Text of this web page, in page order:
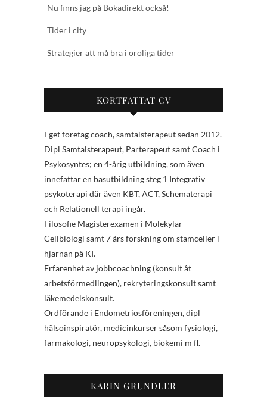
Nu finns jag på Bokadirekt också!
Tider i city
Strategier att må bra i oroliga tider
KORTFATTAT CV
Eget företag coach, samtalsterapeut sedan 2012.
Dipl Samtalsterapeut, Parterapeut samt Coach i
Psykosyntes; en 4-årig utbildning, som även
innefattar en basutbildning steg 1 Integrativ
psykoterapi där även KBT, ACT, Schematerapi
och Relationell terapi ingår.
Filosofie Magisterexamen i Molekylär
Cellbiologi samt 7 års forskning om stamceller i
hjärnan på KI.
Erfarenhet av jobbcoachning (konsult åt
arbetsförmedlingen), rekryteringskonsult samt
läkemedelskonsult.
Ordförande i Endometriosföreningen, dipl
hälsoinspiratör, medicinkurser såsom fysiologi,
farmakologi, neuropsykologi, biokemi m fl.
KARIN GRUNDLER